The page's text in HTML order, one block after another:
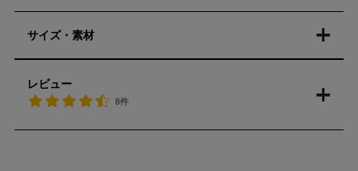
サイズ・素材
レビュー
8件